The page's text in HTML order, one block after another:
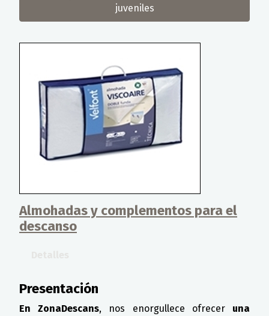
juveniles
Almohadas y complementos para el
descanso
Presentación
En ZonaDescans, nos enorgullece ofrecer una